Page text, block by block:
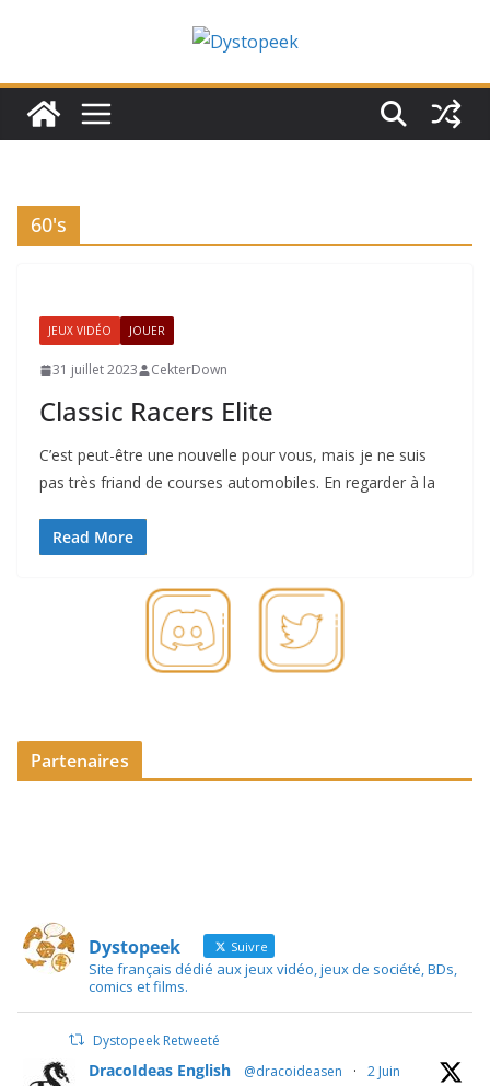
60's
JEUX VIDÉO JOUER
31 juillet 2023 CekterDown
Classic Racers Elite
C’est peut-être une nouvelle pour vous, mais je ne suis
pas très friand de courses automobiles. En regarder à la
Read More
Partenaires
Dystopeek Suivre
Site français dédié aux jeux vidéo, jeux de société, BDs,
comics et films.
Dystopeek Retweeté
DracoIdeas English @dracoideasen · 2 Juin